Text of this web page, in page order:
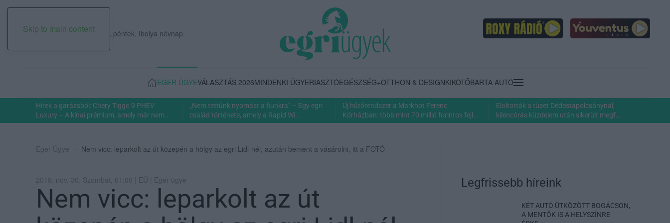
Skip to main content
2026. augusztus 07., péntek, Ibolya névnap
EGER ÜGYEVÁLASZTÁS 2026MINDENKI ÜGYERIASZTÓEGÉSZSÉG+OTTHON & DESIGNKIKÖTŐBARTA AUTÓ
Hírek a garázsból: Chery Tiggo 9 PHEV
Luxury – A kínai prémium, amely már nem...
„Nem tettünk nyomást a fiunkra” – Egy egri
család története, amely a Rapid Wi...
Új hűtőrendszer a Markhot Ferenc
Kórházban: több mint 70 millió forintos fejl...
Eloltották a tüzet Dédestapolcsánynál,
kilencórás küzdelem után sikerült megf...
Eger Ügye Nem vicc: leparkolt az út közepén a hölgy az egri Lidl-nél, azután bement a vásárolni, itt a FOTÓ
2019. nov. 30. Szombat, 01:00 | EÜ | Eger ügye
Nem vicc: leparkolt az út
Legfrissebb híreink
KÉT AUTÓ ÜTKÖZÖTT BOGÁCSON,
A MENTŐK IS A HELYSZÍNRE